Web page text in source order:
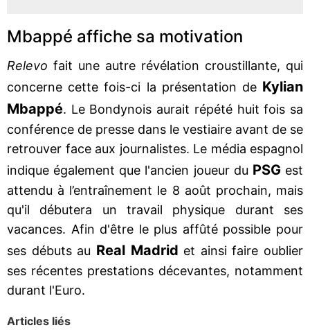
Mbappé affiche sa motivation
Relevo fait une autre révélation croustillante, qui
concerne cette fois-ci la présentation de Kylian
Mbappé. Le Bondynois aurait répété huit fois sa
conférence de presse dans le vestiaire avant de se
retrouver face aux journalistes. Le média espagnol
indique également que l'ancien joueur du PSG est
attendu à l’entraînement le 8 août prochain, mais
qu'il débutera un travail physique durant ses
vacances. Afin d'être le plus affûté possible pour
ses débuts au Real Madrid et ainsi faire oublier
ses récentes prestations décevantes, notamment
durant l'Euro.
Articles liés